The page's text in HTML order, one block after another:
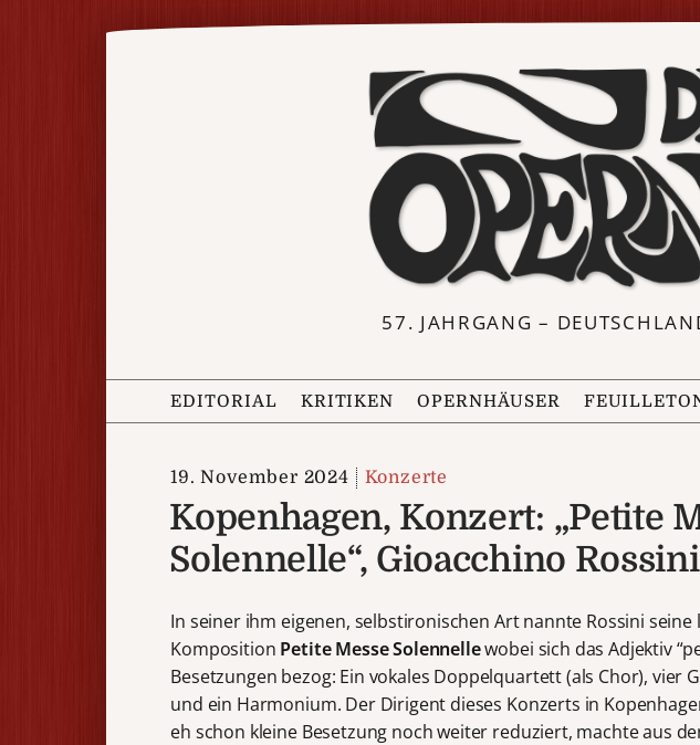
57. JAHRGANG –
EDITORIAL KRITIKEN OPERNHÄUSER
19. November 2024 Konzerte
Kopenhagen, Konzert: „Petite
Solennelle“, Gioacchino Rossini
In seiner ihm eigenen, selbstironischen Art nannte Rossini
Komposition Petite Messe Solennellewobei sich das Adjektiv
Besetzungen bezog: Ein vokales Doppelquartett (als Chor), vier
und ein Harmonium. Der Dirigent dieses Konzerts in
eh schon kleine Besetzung noch weiter reduziert, machte aus